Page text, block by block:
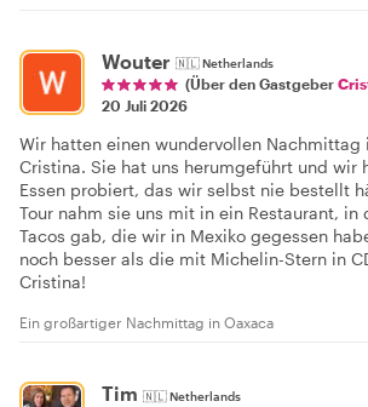
Wouter 🇳🇱Netherlands
(Über den Gastgeber
20 Juli 2026
Wir hatten einen wundervollen Nachmittag
Cristina. Sie hat uns herumgeführt und wir
Essen probiert, das wir selbst nie bestellt
Tour nahm sie uns mit in ein Restaurant, in
Tacos gab, die wir in Mexiko gegessen
noch besser als die mit Michelin-Stern in
Cristina!
Ein großartiger Nachmittag in Oaxaca
Tim 🇳🇱Netherlands